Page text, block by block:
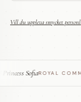
Vill du uppleva smycket
SofiaROYAL